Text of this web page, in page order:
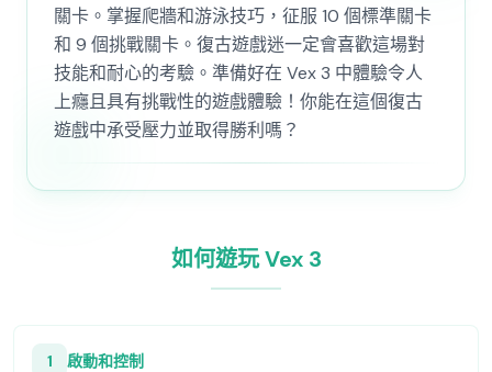
關卡。掌握爬牆和游泳技巧，征服 10 個標準關卡
和 9 個挑戰關卡。復古遊戲迷一定會喜歡這場對
技能和耐心的考驗。準備好在 Vex 3 中體驗令人
上癮且具有挑戰性的遊戲體驗！你能在這個復古
遊戲中承受壓力並取得勝利嗎？
如何遊玩 Vex 3
1 啟動和控制